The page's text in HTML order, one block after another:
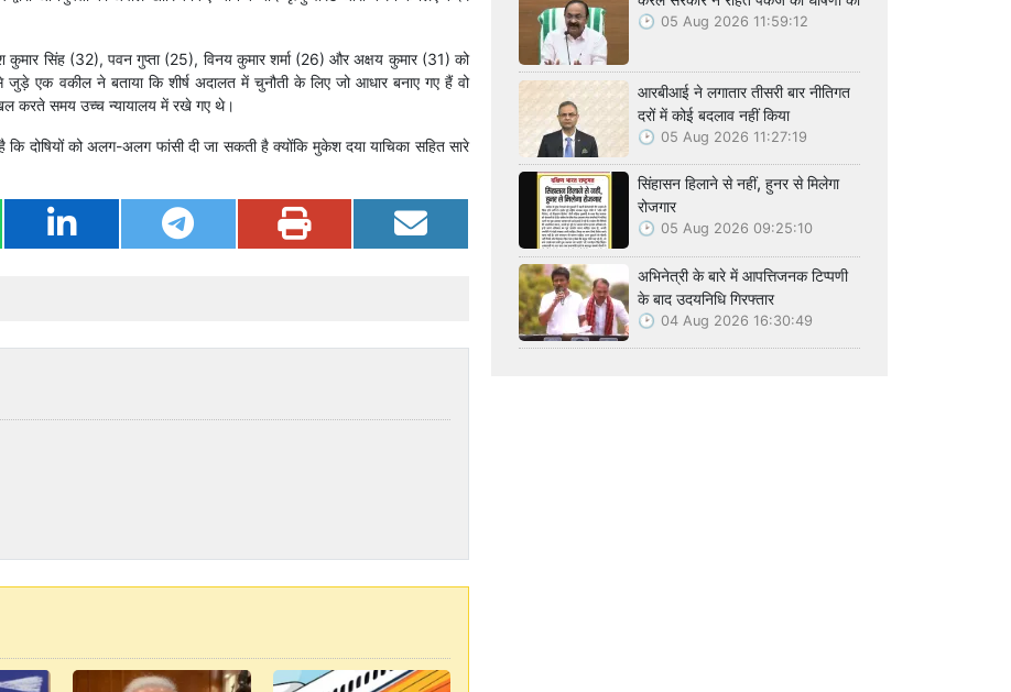
सिंह (32), पवन गुप्ता (25), विनय कुमार शर्मा (26) और अक्षय कुमार (31) को
एक वकील ने बताया कि शीर्ष अदालत में चुनौती के लिए जो आधार बनाए गए हैं वो
करते समय उच्च न्यायालय में रखे गए थे।
कि दोषियों को अलग-अलग फांसी दी जा सकती है क्योंकि मुकेश दया याचिका सहित सारे
05 Aug 2026 11:59:12
आरबीआई ने लगातार तीसरी बार नीतिगत
दरों में कोई बदलाव नहीं किया
05 Aug 2026 11:27:19
सिंहासन हिलाने से नहीं, हुनर से मिलेगा
रोजगार
05 Aug 2026 09:25:10
अभिनेत्री के बारे में आपत्तिजनक टिप्पणी
के बाद उदयनिधि गिरफ्तार
04 Aug 2026 16:30:49